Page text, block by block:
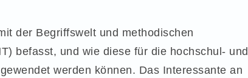
der Begriffswelt und methodischen
befasst, und wie diese für die hochschul- und
werden können. Das Interessante an